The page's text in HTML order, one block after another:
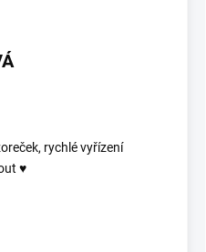
rychlé vyřízení
♥️